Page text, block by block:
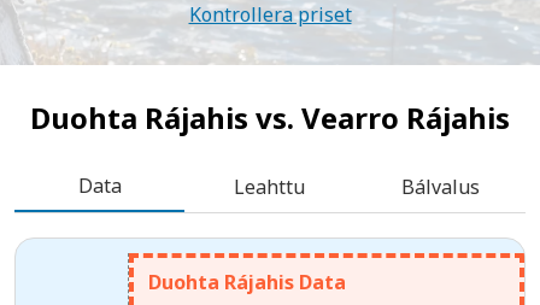
Kontrollera priset
Duohta Rájahis vs. Vearro Rájahis
Data Leahttu Bálvalus
Duohta Rájahis Data